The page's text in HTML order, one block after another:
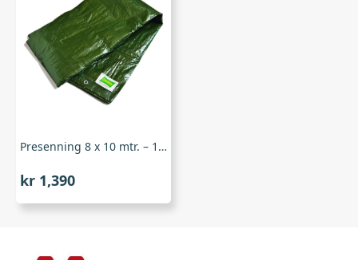
Presenning 8 x 10 mtr. – 130 gram/m2, OB Wiik
kr 1,390